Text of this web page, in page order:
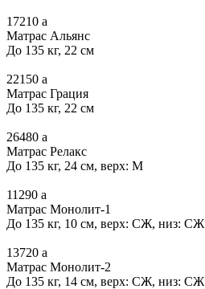
17210 a
Матрас Альянс
До 135 кг, 22 см
22150 a
Матрас Грация
До 135 кг, 22 см
26480 a
Матрас Релакс
До 135 кг, 24 см, верх: М
11290 a
Матрас Монолит-1
До 135 кг, 10 см, верх: СЖ, низ: СЖ
13720 a
Матрас Монолит-2
До 135 кг, 14 см, верх: СЖ, низ: СЖ